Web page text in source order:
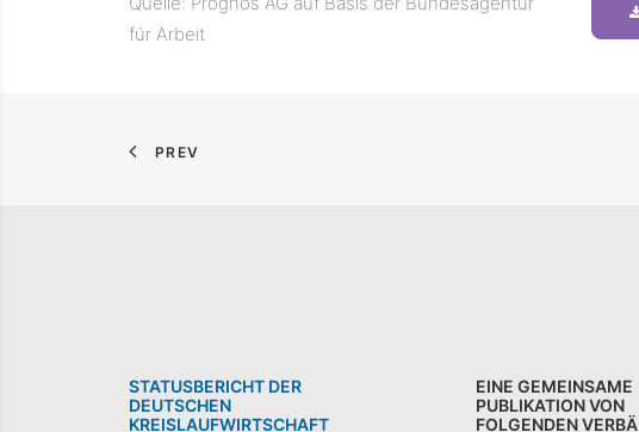
für Arbeit
PREV
STATUSBERICHT DER
DEUTSCHEN
KREISLAUFWIRTSCHAFT
EINE GEMEINSAME
PUBLIKATION VON
FOLGENDEN